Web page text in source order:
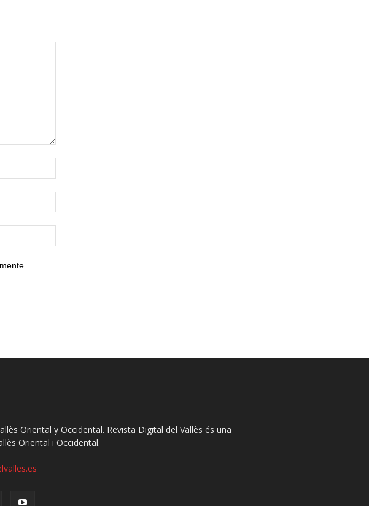
Oriental y Occidental. Revista Digital del Vallès és una
Oriental i Occidental.